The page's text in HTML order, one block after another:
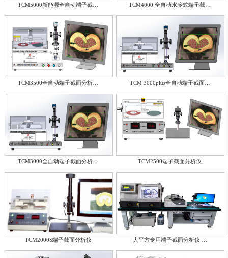
TCM5000新能源全自动端子截… TCM4000 全自动水冷式端子截…
TCM3500全自动端子截面分析… TCM 3000plus全自动端子截面…
TCM3000全自动端子截面分析… TCM2500端子截面分析仪
TCM2000S端子截面分析仪 大平方专用端子截面分析仪 …